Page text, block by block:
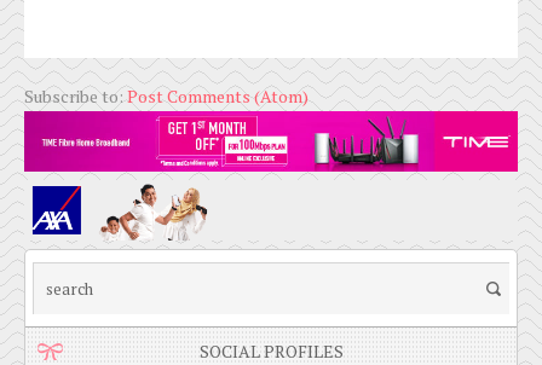
Subscribe to:Post Comments (Atom)
SOCIAL PROFILES